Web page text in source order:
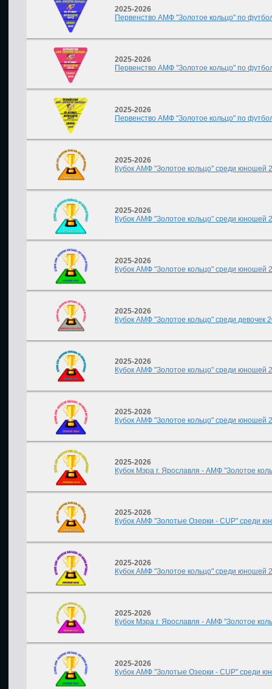
2025-2026
Первенство АМФ "Золотое кольцо" по
2025-2026
Первенство АМФ "Золотое кольцо" по
2025-2026
Первенство АМФ "Золотое кольцо" по
2025-2026
Кубок АМФ "Золотое кольцо" среди юношей
2025-2026
Кубок АМФ "Золотое кольцо" среди юношей
2025-2026
Кубок АМФ "Золотое кольцо" среди юношей
2025-2026
Кубок АМФ "Золотое кольцо" среди девочек
2025-2026
Кубок АМФ "Золотое кольцо" среди юношей
2025-2026
Кубок АМФ "Золотое кольцо" среди юношей
2025-2026
Кубок Мэра г. Ярославля - АМФ "Золотое
2025-2026
Кубок АМФ "Золотые Озерки - CUP" среди
2025-2026
Кубок АМФ "Золотое кольцо" среди юношей
2025-2026
Кубок Мэра г. Ярославля - АМФ "Золотое
2025-2026
Кубок АМФ "Золотые Озерки - CUP" среди